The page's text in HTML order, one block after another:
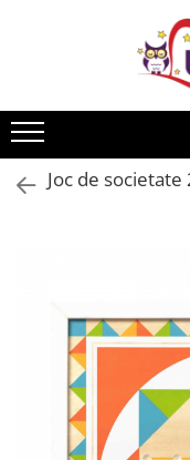
Toate Produsele
Jucarii pe varste
Jucarii educative
Set constructie copii
Organele Corpului
Roboti de jucarie
Jucarii Creativitate
Lucru manual copii
Joc de societate